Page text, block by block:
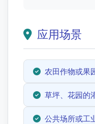
应用场景
农田作物或果
草坪、花园的
公共场所或工